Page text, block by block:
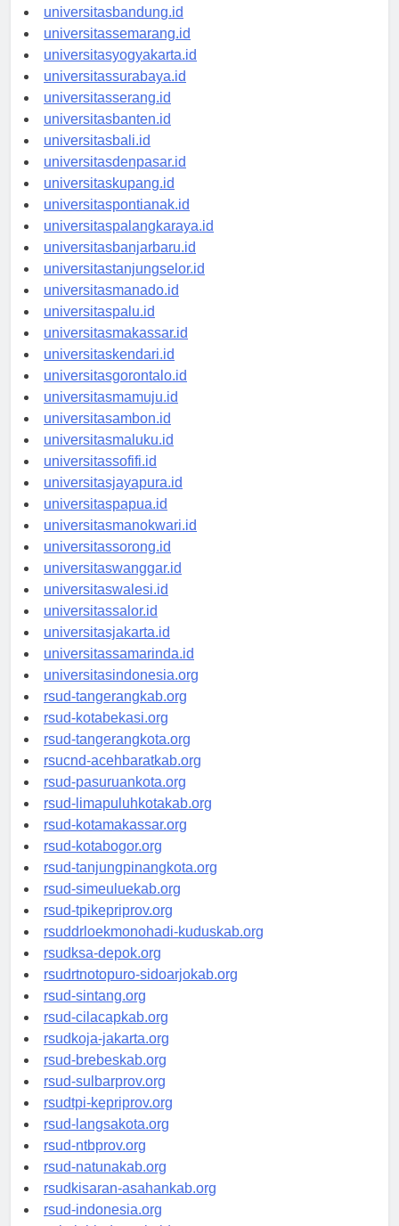
universitastanjungpinang.id
universitasbandung.id
universitassemarang.id
universitasyogyakarta.id
universitassurabaya.id
universitasserang.id
universitasbanten.id
universitasbali.id
universitasdenpasar.id
universitaskupang.id
universitaspontianak.id
universitaspalangkaraya.id
universitasbanjarbaru.id
universitastanjungselor.id
universitasmanado.id
universitaspalu.id
universitasmakassar.id
universitaskendari.id
universitasgorontalo.id
universitasmamuju.id
universitasambon.id
universitasmaluku.id
universitassofifi.id
universitasjayapura.id
universitaspapua.id
universitasmanokwari.id
universitassorong.id
universitaswanggar.id
universitaswalesi.id
universitassalor.id
universitasjakarta.id
universitassamarinda.id
universitasindonesia.org
rsud-tangerangkab.org
rsud-kotabekasi.org
rsud-tangerangkota.org
rsucnd-acehbaratkab.org
rsud-pasuruankota.org
rsud-limapuluhkotakab.org
rsud-kotamakassar.org
rsud-kotabogor.org
rsud-tanjungpinangkota.org
rsud-simeuluekab.org
rsud-tpikepriprov.org
rsuddrloekmonohadi-kuduskab.org
rsudksa-depok.org
rsudrtnotopuro-sidoarjokab.org
rsud-sintang.org
rsud-cilacapkab.org
rsudkoja-jakarta.org
rsud-brebeskab.org
rsud-sulbarprov.org
rsudtpi-kepriprov.org
rsud-langsakota.org
rsud-ntbprov.org
rsud-natunakab.org
rsudkisaran-asahankab.org